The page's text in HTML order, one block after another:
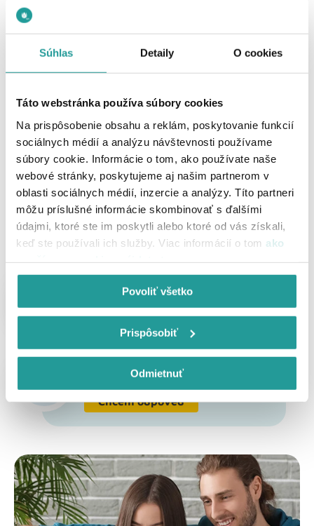
Súhlas Detaily O cookies
Táto webstránka používa súbory cookies
Na prispôsobenie obsahu a reklám, poskytovanie funkcií
sociálnych médií a analýzu návštevnosti používame
súbory cookie. Informácie o tom, ako používate naše
webové stránky, poskytujeme aj našim partnerom v
oblasti sociálnych médií, inzercie a analýzy. Títo partneri
môžu príslušné informácie skombinovať s ďalšími
údajmi, ktoré ste im poskytli alebo ktoré od vás získali,
keď ste používali ich služby. Viac informácií o tom ako
Povoliť všetko
Prispôsobiť
Odmietnuť
Čo dostanete k UPC Internetu navyše?
Výhodná inštalácia
Viac info
na 3 mesiace zadarmo
Viac info
Streamujte až 2x výhodnejšie
Viac info
Potrebujete poradiť?
Zanechajte nám váš kontakt,
radi vám poradíme.
Kontaktujte ma
Pozrite si naše najčastejšie
otázky a odpovede.
Chcem odpoveď